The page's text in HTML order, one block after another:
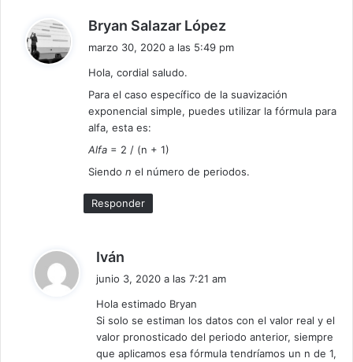
Bryan Salazar López
:
marzo 30, 2020 a las 5:49 pm
Hola, cordial saludo.
Para el caso específico de la suavización
exponencial simple, puedes utilizar la fórmula para
alfa, esta es:
Alfa = 2 / (n + 1)
Siendo n el número de periodos.
Responder
Iván
e
:
junio 3, 2020 a las 7:21 am
Hola estimado Bryan
Si solo se estiman los datos con el valor real y el
valor pronosticado del periodo anterior, siempre
que aplicamos esa fórmula tendríamos un n de 1,